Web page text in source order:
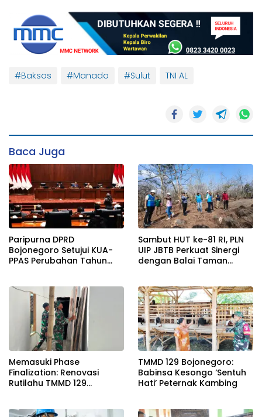
#Baksos #Manado #Sulut TNI AL
Baca Juga
Paripurna DPRD
Bojonegoro Setujui KUA-
PPAS Perubahan Tahun
Sambut HUT ke-81 RI, PLN
UIP JBTB Perkuat Sinergi
dengan Balai Taman
SUTET 500 kV Paiton–
Watudodol/Kalipuro
Memasuki Phase
Finalization: Renovasi
Rutilahu TMMD 129
TMMD 129 Bojonegoro:
Babinsa Kesongo ‘Sentuh
Hati’ Peternak Kambing